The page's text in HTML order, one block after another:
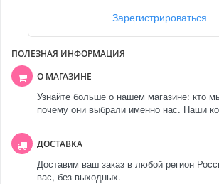
Зарегистрироваться
ПОЛЕЗНАЯ ИНФОРМАЦИЯ
О МАГАЗИНЕ
Узнайте больше о нашем магазине: кто
почему они выбрали именно нас. Наши
ДОСТАВКА
Доставим ваш заказ в любой регион
вас, без выходных.